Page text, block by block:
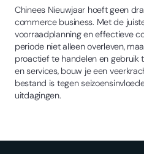
Chinees Nieuwjaar hoeft geen
commerce business. Met de
voorraadplanning en effectieve
periode niet alleen overleven,
proactief te handelen en gebruik
en services, bouw je een
bestand is tegen
uitdagingen.